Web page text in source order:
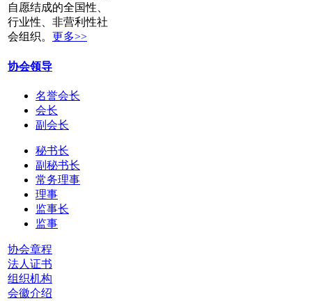
自愿结成的全国性、
行业性、非营利性社
会组织。 更多>>
协会领导
名誉会长
会长
副会长
秘书长
副秘书长
常务理事
理事
监事长
监事
协会章程
法人证书
组织机构
会徽介绍